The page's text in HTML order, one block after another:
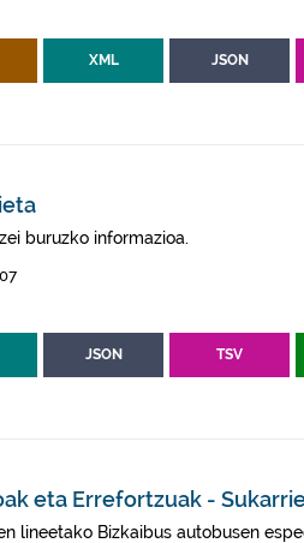
XML JSON
buruzko informazioa.
JSON TSV
eta Errefortzuak -
lineetako Bizkaibus autobusen